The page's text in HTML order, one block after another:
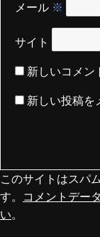
メール ※
サイト
新しいコメン
新しい投稿を
このサイトはスパ
す。
コメントデー
い